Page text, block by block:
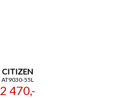
CITIZEN
AT9030-55L
2 470,-